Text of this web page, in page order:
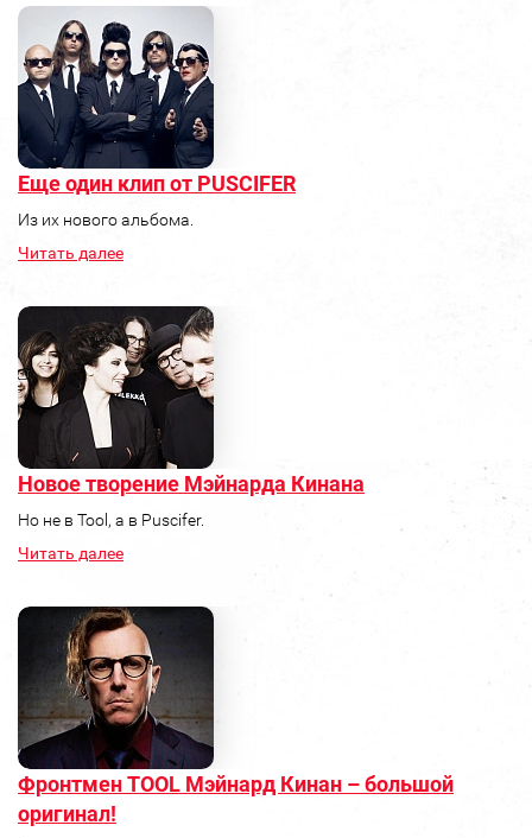
Еще один клип от PUSCIFER
Из их нового альбома.
Читать далее
Новое творение Мэйнарда Кинана
Но не в Tool, а в Puscifer.
Читать далее
Фронтмен TOOL Мэйнард Кинан – большой
оригинал!